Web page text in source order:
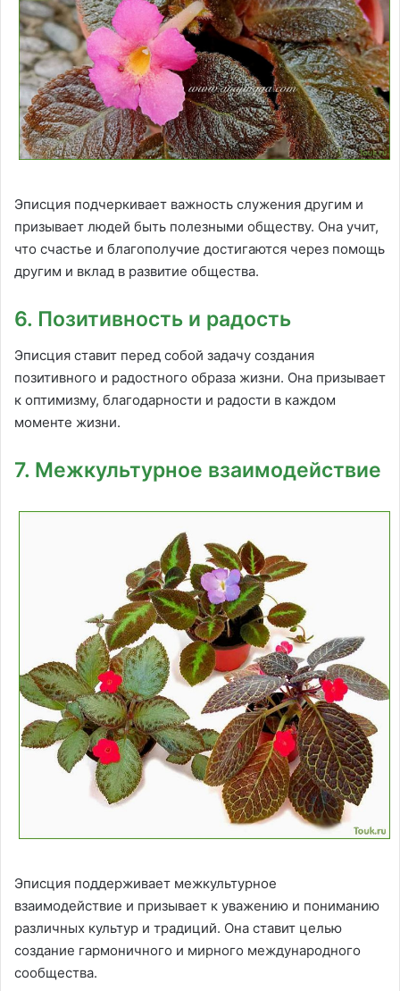
Эписция подчеркивает важность служения другим и
призывает людей быть полезными обществу. Она учит,
что счастье и благополучие достигаются через помощь
другим и вклад в развитие общества.
6. Позитивность и радость
Эписция ставит перед собой задачу создания
позитивного и радостного образа жизни. Она призывает
к оптимизму, благодарности и радости в каждом
моменте жизни.
7. Межкультурное взаимодействие
Эписция поддерживает межкультурное
взаимодействие и призывает к уважению и пониманию
различных культур и традиций. Она ставит целью
создание гармоничного и мирного международного
сообщества.